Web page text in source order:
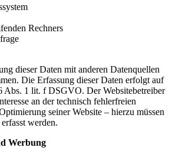
Rechners
dieser Daten mit anderen Datenquellen
Die Erfassung dieser Daten erfolgt auf
Abs. 1 lit. f DSGVO. Der Websitebetreiber
an der technisch fehlerfreien
seiner Website – hierzu müssen
werden.
Werbung